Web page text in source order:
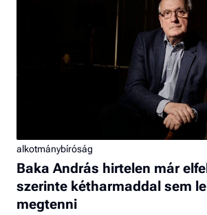
alkotmánybíróság
Baka András hirtelen már
szerinte kétharmaddal sem
megtenni